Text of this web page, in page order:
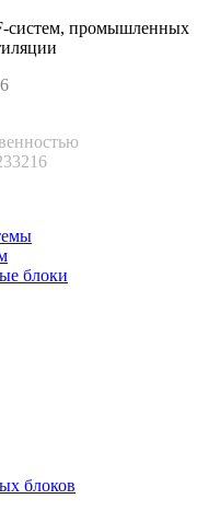
cистем, промышленных
блоки
блоков